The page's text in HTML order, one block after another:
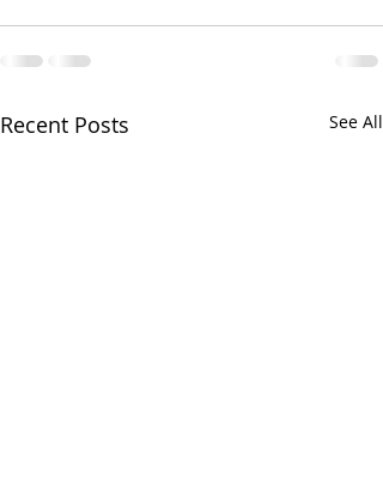
Recent Posts See All